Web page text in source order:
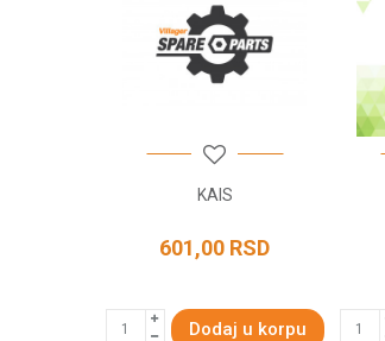
POŠALJI
KAIS
601,00 RSD
Dodaj u korpu